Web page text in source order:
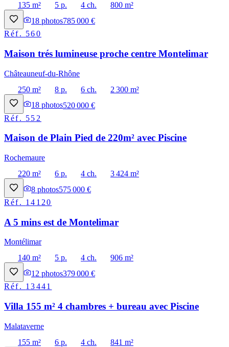
135 m²
5 p. 4 ch.
800 m²
18 photos785 000 €
Réf. 560
Maison trés lumineuse proche centre Montelimar
Châteauneuf-du-Rhône
250 m²
8 p. 6 ch.
2 300 m²
18 photos520 000 €
Réf. 552
Maison de Plain Pied de 220m² avec Piscine
Rochemaure
220 m²
6 p. 4 ch.
3 424 m²
8 photos575 000 €
Réf. 14120
A 5 mins est de Montelimar
Montélimar
140 m²
5 p. 4 ch.
906 m²
12 photos379 000 €
Réf. 13441
Villa 155 m² 4 chambres + bureau avec Piscine
Malataverne
155 m²
6 p. 4 ch.
841 m²